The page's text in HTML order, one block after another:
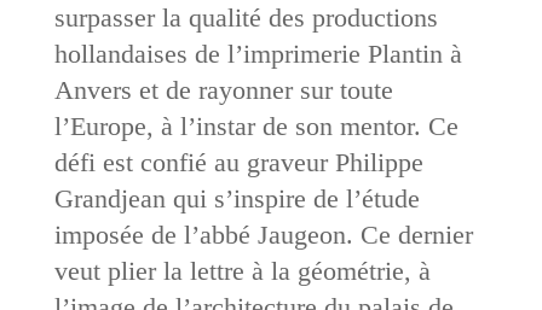
surpasser la qualité des productions
hollandaises de l’imprimerie ­Plantin à
Anvers et de rayonner sur toute
l’Europe, à l’instar de son mentor. Ce
défi est confié au graveur Philippe
Grandjean qui s’inspire de l’étude
imposée de l’abbé Jaugeon. Ce dernier
veut plier la lettre à la géométrie, à